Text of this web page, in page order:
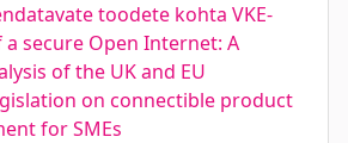
toodete kohta VKE-
secure Open Internet: A
of the UK and EU
on connectible product
for SMEs